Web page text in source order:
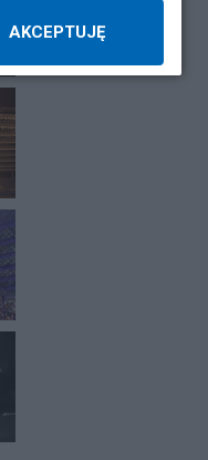
AKCEPTUJĘ